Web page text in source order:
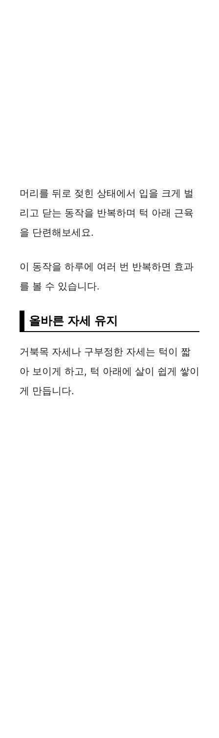
머리를 뒤로 젖힌 상태에서 입을 크게 벌
리고 닫는 동작을 반복하며 턱 아래 근육
을 단련해보세요.
이 동작을 하루에 여러 번 반복하면 효과
를 볼 수 있습니다.
올바른 자세 유지
거북목 자세나 구부정한 자세는 턱이 짧
아 보이게 하고, 턱 아래에 살이 쉽게 쌓이
게 만듭니다.